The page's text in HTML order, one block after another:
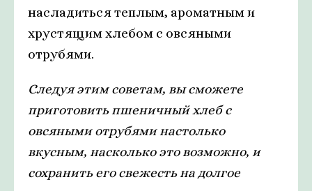
насладиться теплым, ароматным и
хрустящим хлебом с овсяными
отрубями.
Следуя этим советам, вы сможете
приготовить пшеничный хлеб с
овсяными отрубями настолько
вкусным, насколько это возможно, и
сохранить его свежесть на долгое